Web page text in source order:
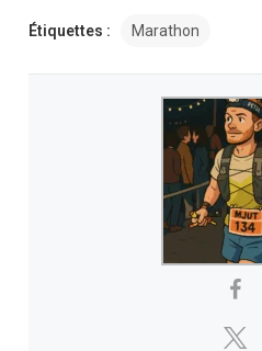
Étiquettes : Marathon